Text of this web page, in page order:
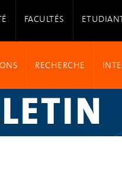
FACULTÉS
RECHERCHE